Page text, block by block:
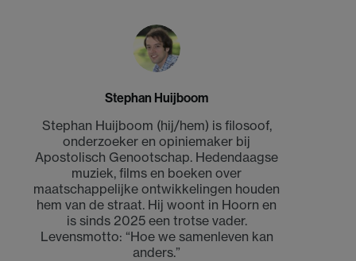
Stephan Huijboom
Stephan Huijboom (hij/hem) is filosoof,
onderzoeker en opiniemaker bij
Apostolisch Genootschap. Hedendaagse
muziek, films en boeken over
maatschappelijke ontwikkelingen houden
hem van de straat. Hij woont in Hoorn en
is sinds 2025 een trotse vader.
Levensmotto: “Hoe we samenleven kan
anders.”